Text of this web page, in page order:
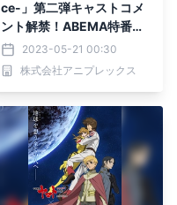
ce-」第二弾キャストコメ
ント解禁！ABEMA特番＆
前作「ホリミヤ」一挙放送
決定！
2023-05-21 00:30
株式会社アニプレックス